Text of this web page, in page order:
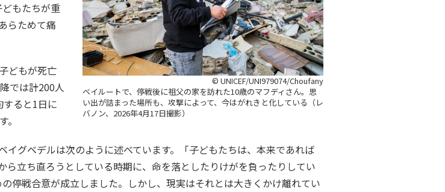
© UNICEF/UNI979074/Choufany
ベイルートで、停戦後に祖父の家を訪れた10歳のマフディさん。思
い出が詰まった場所も、攻撃によって、今はがれきと化している（レ
バノン、2026年4月17日撮影）
もたちが重
らためて痛
どもが死亡
では計200人
ると1日に
グベデルは次のように述べています。「子どもたちは、本来であれば
立ち直ろうとしている時期に、命を落としたりけがを負ったりしてい
停戦合意が成立しました。しかし、現実はそれとは大きくかけ離れてい